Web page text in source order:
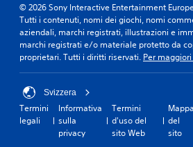
© 2026 Sony Interactive Entertainment
Tutti i contenuti, nomi dei giochi, nomi
aziendali, marchi registrati, illustrazioni e
marchi registrati e/o materiale protetto da
proprietari. Tutti i diritti riservati. Per
Svizzera
Termini
legali
Informativa
sulla
privacy
Termini
d'uso del
sito Web
Mappa
del
sito